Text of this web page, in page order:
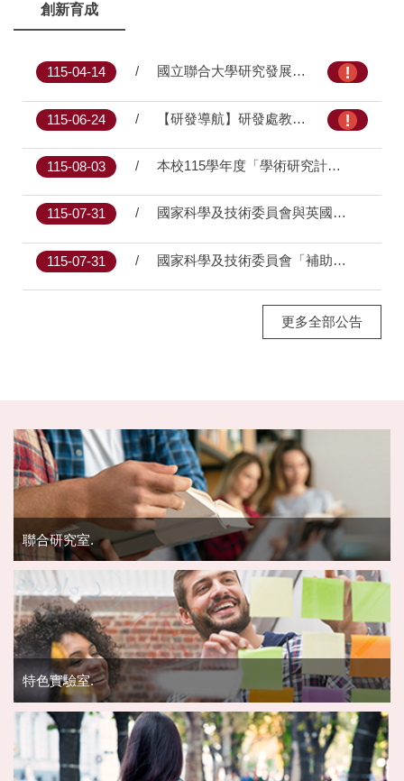
創新育成
115-04-14 國立聯合大學研究發展處誠徵長時工讀生一名(即日起至額滿為止)
115-06-24 【研發導航】研發處教師獎補助總覽(115.05)
115-08-03 本校115學年度「學術研究計畫補助」案，自即日起至115年8月24日（星期一）止受理申請。
115-07-31 國家科學及技術委員會與英國皇家學會（RS）共同徵求2027年雙邊合作人員交流計畫（2年期），自即日起至115年9月21日(星期一) 中午12時前受理申請。
115-07-31 國家科學及技術委員會「補助國內舉辦國際學術研討會」 115年第二期申請案，自115年9月1日至9月30日(校內受理截止日115年9月29日中午12時前)開放線上申請，逾期不予受理。
更多全部公告
聯合研究室.
特色實驗室.